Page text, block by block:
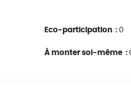
Eco-participation : 0
À monter soi-même :